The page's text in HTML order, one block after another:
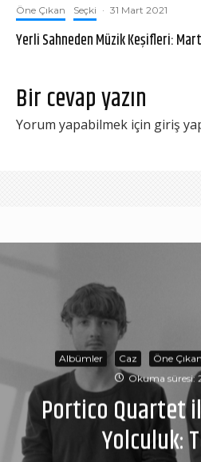
Öne Çıkan Seçki · 31 Mart 2021
Yerli Sahneden Müzik Keşifleri:
Bir cevap yazın
Yorum yapabilmek için giriş
Albümler Caz Öne Çıkan
Okuma süresi:
Portico Quartet
Yolculuk: